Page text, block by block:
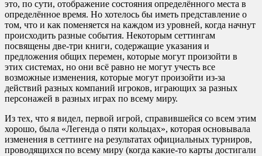
это, по сути, отображение состояния определённого места в
определённое время. Но хотелось бы иметь представление о
том, что и как поменяется на каждом из уровней, когда начнут
происходить разные события. Некоторым сеттингам
посвящены две-три книги, содержащие указания и
предложения общих перемен, которые могут произойти в
этих системах, но они всё равно не могут учесть все
возможные изменения, которые могут произойти из-за
действий разных компаний игроков, играющих за разных
персонажей в разных играх по всему миру.
Из тех, что я видел, первой игрой, справившейся со всем этим
хорошо, была «Легенда о пяти кольцах», которая основывала
изменения в сеттинге на результатах официальных турниров,
проводящихся по всему миру (когда какие-то карты достигали